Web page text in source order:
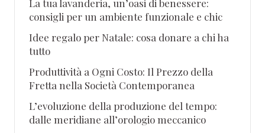
La tua lavanderia, un’oasi di benessere:
consigli per un ambiente funzionale e chic
Idee regalo per Natale: cosa donare a chi ha
tutto
Produttività a Ogni Costo: Il Prezzo della
Fretta nella Società Contemporanea
L’evoluzione della produzione del tempo:
dalle meridiane all’orologio meccanico